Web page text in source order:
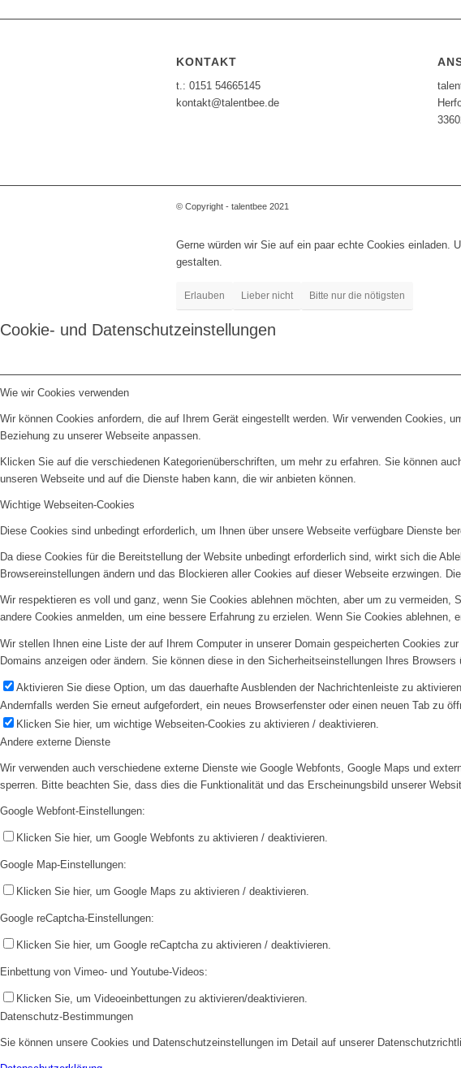
KONTAKT
t.: 0151 54665145
kontakt@talentbee.de
© Copyright - talentbee 2021
Gerne würden wir Sie auf ein paar echte Cookies einladen.
gestalten.
Erlauben Lieber nicht Bitte nur die nötigsten
Cookie- und Datenschutzeinstellungen
Wie wir Cookies verwenden
Wir können Cookies anfordern, die auf Ihrem Gerät eingestellt werden. Wir verwenden Cookies,
Beziehung zu unserer Webseite anpassen.
Klicken Sie auf die verschiedenen Kategorienüberschriften, um mehr zu erfahren. Sie können
unseren Webseite und auf die Dienste haben kann, die wir anbieten können.
Wichtige Webseiten-Cookies
Diese Cookies sind unbedingt erforderlich, um Ihnen über unsere Webseite verfügbare Dienste
Da diese Cookies für die Bereitstellung der Website unbedingt erforderlich sind, wirkt sich die
Browsereinstellungen ändern und das Blockieren aller Cookies auf dieser Webseite erzwingen.
Wir respektieren es voll und ganz, wenn Sie Cookies ablehnen möchten, aber um zu
andere Cookies anmelden, um eine bessere Erfahrung zu erzielen. Wenn Sie Cookies ablehnen,
Wir stellen Ihnen eine Liste der auf Ihrem Computer in unserer Domain gespeicherten Cookies
Domains anzeigen oder ändern. Sie können diese in den Sicherheitseinstellungen Ihres Browsers
Aktivieren Sie diese Option, um das dauerhafte Ausblenden der Nachrichtenleiste zu
Andernfalls werden Sie erneut aufgefordert, ein neues Browserfenster oder einen neuen Tab zu
Klicken Sie hier, um wichtige Webseiten-Cookies zu aktivieren / deaktivieren.
Andere externe Dienste
Wir verwenden auch verschiedene externe Dienste wie Google Webfonts, Google Maps und
sperren. Bitte beachten Sie, dass dies die Funktionalität und das Erscheinungsbild unserer
Google Webfont-Einstellungen:
Klicken Sie hier, um Google Webfonts zu aktivieren / deaktivieren.
Google Map-Einstellungen:
Klicken Sie hier, um Google Maps zu aktivieren / deaktivieren.
Google reCaptcha-Einstellungen:
Klicken Sie hier, um Google reCaptcha zu aktivieren / deaktivieren.
Einbettung von Vimeo- und Youtube-Videos:
Klicken Sie, um Videoeinbettungen zu aktivieren/deaktivieren.
Datenschutz-Bestimmungen
Sie können unsere Cookies und Datenschutzeinstellungen im Detail auf unserer